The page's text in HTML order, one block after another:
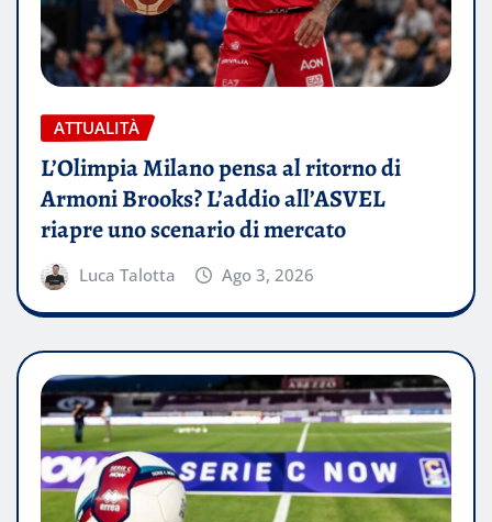
ATTUALITÀ
L’Olimpia Milano pensa al ritorno di
Armoni Brooks? L’addio all’ASVEL
riapre uno scenario di mercato
Luca Talotta Ago 3, 2026